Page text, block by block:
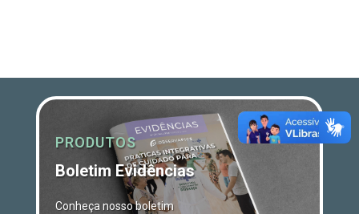
PRODUTOS
Boletim Evidências
Conheça nosso boletim